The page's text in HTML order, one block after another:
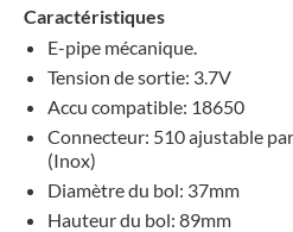
Caractéristiques
E-pipe mécanique.
Tension de sortie: 3.7V
Accu compatible: 18650
Connecteur: 510 ajustable
(Inox)
Diamètre du bol: 37mm
Hauteur du bol: 89mm